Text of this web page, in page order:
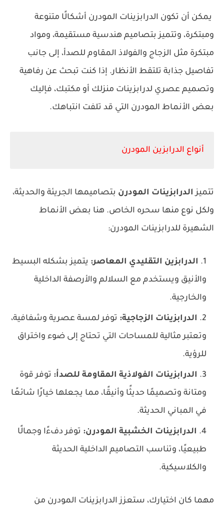
يمكن أن تكون الدرابزينات المودرن أشكالًا متنوعة
ومبتكرة، وتتميز بتصاميم هندسية مستقيمة، ومواد
مبتكرة مثل الزجاج والفولاذ المقاوم للصدأ، إلى جانب
تفاصيل جذابة تلتقط الأنظار. إذا كنت تبحث عن رفاهية
وتصميم عصري لدرابزينات منزلك أو مكتبك، فإليك
بعض الأنماط المودرن التي قد تلفت انتباهك.
أنواع الدرابزين المودرن
تتميزالدرابزينات المودرن بتصاميمها الجريئة والحديثة،
ولكل نوع منها سحره الخاص. هنا بعض الأنماط
الشهيرة للدرابزينات المودرن:
الدرابزين التقليدي المعاصر: يتميز بشكله البسيط
والأنيق ويستخدم مع السلالم والأرصفة الداخلية
والخارجية.
الدرابزينات الزجاجية: توفر لمسة عصرية وشفافية،
وتعتبر مثالية للمساحات التي تحتاج إلى ضوء واختراق
للرؤية.
الدرابزينات الفولاذية المقاومة للصدأ: توفر قوة
ومتانة وتصميمًا حديثًا وأنيقًا، مما يجعلها خيارًا شائعًا
في المباني الحديثة.
الدرابزينات الخشبية المودرن: توفر دفءًا وجمالًا
طبيعيًا، وتناسب التصاميم الداخلية الحديثة
والكلاسيكية.
مهما كان اختيارك، ستعزز الدرابزينات المودرن من